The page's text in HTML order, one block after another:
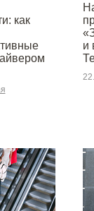
как
и